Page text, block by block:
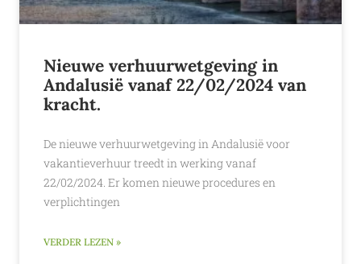
Nieuwe verhuurwetgeving in
Andalusië vanaf 22/02/2024 van
kracht.
De nieuwe verhuurwetgeving in Andalusië voor
vakantieverhuur treedt in werking vanaf
22/02/2024. Er komen nieuwe procedures en
verplichtingen
VERDER LEZEN »